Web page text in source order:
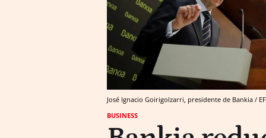
José Ignacio Goirigolzarri, presidente de Bankia /
BUSINESS